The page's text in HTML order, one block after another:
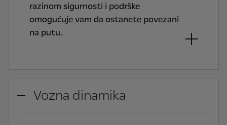
razinom sigurnosti i podrške
omogućuje vam da ostanete povezani
na putu.
Vozna dinamika